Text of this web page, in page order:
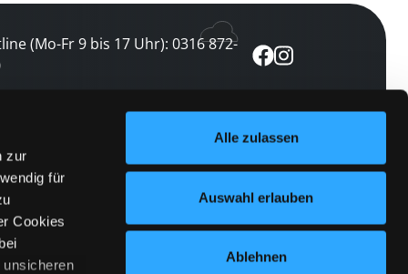
zur
für
Cookies
unsicheren
Alle zulassen
Auswahl erlauben
Ablehnen
(Mo-Fr 9 bis 17 Uhr): 0316 872-
abonnieren
keine Veranstaltung verpassen
abonnieren